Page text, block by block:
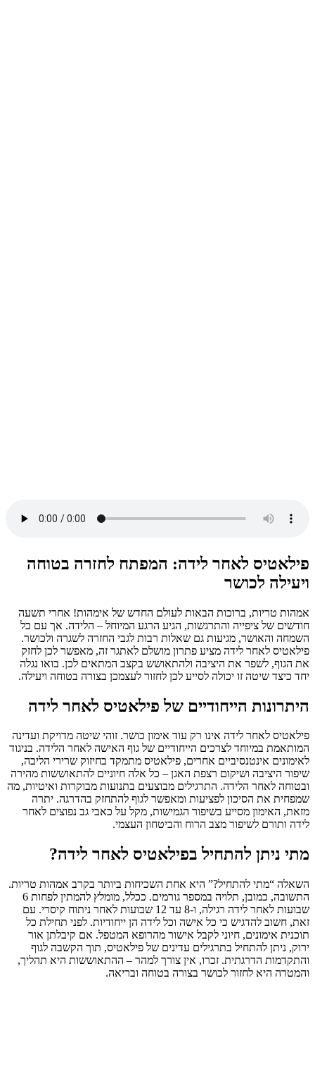
פילאטיס לאחר לידה: המפתח לחזרה בטוחה
ויעילה לכושר
אמהות טריות, ברוכות הבאות לעולם החדש של אימהות! אחרי תשעה
חודשים של ציפייה והתרגשות, הגיע הרגע המיוחל – הלידה. אך עם כל
השמחה והאושר, מגיעות גם שאלות רבות לגבי החזרה לשגרה ולכושר.
פילאטיס לאחר לידה מציע פתרון מושלם לאתגר זה, מאפשר לכן לחזק
את הגוף, לשפר את היציבה ולהתאושש בקצב המתאים לכן. בואו נגלה
יחד כיצד שיטה זו יכולה לסייע לכן לחזור לעצמכן בצורה בטוחה ויעילה.
היתרונות הייחודיים של פילאטיס לאחר לידה
פילאטיס לאחר לידה אינו רק עוד אימון כושר. זוהי שיטה מדויקת ועדינה
המותאמת במיוחד לצרכים הייחודיים של גוף האישה לאחר הלידה. בניגוד
לאימונים אינטנסיביים אחרים, פילאטיס מתמקד בחיזוק שרירי הליבה,
שיפור היציבה ושיקום רצפת האגן – כל אלה חיוניים להתאוששות מהירה
ובטוחה לאחר הלידה. התרגילים מבוצעים בתנועות מבוקרות ואיטיות, מה
שמפחית את הסיכון לפציעות ומאפשר לגוף להתחזק בהדרגה. יתרה
מזאת, האימון מסייע בשיפור הגמישות, מקל על כאבי גב נפוצים לאחר
לידה ותורם לשיפור מצב הרוח והביטחון העצמי.
מתי ניתן להתחיל בפילאטיס לאחר לידה?
השאלה “מתי להתחיל?” היא אחת השכיחות ביותר בקרב אמהות טריות.
התשובה, כמובן, תלויה במספר גורמים. ככלל, מומלץ להמתין לפחות 6
שבועות לאחר לידה רגילה, ו-8 עד 12 שבועות לאחר ניתוח קיסרי. עם
זאת, חשוב להדגיש כי כל אישה וכל לידה הן ייחודיות. לפני תחילת כל
תוכנית אימונים, חיוני לקבל אישור מהרופא המטפל. אם קיבלתן אור
ירוק, ניתן להתחיל בתרגילים עדינים של פילאטיס, תוך הקשבה לגוף
והתקדמות הדרגתית. זכרו, אין צורך למהר – ההתאוששות היא תהליך,
והמטרה היא לחזור לכושר בצורה בטוחה ובריאה.